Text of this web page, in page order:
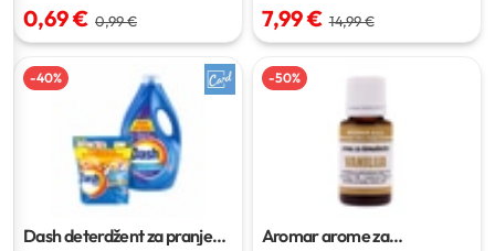
0,69 € 0,99 € 7,99 € 14,99 €
-40%
Dash deterdžent za pranje
-50%
Aromar arome za